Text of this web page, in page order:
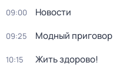
09:00 Новости
09:25 Модный приговор
10:15 Жить здорово!